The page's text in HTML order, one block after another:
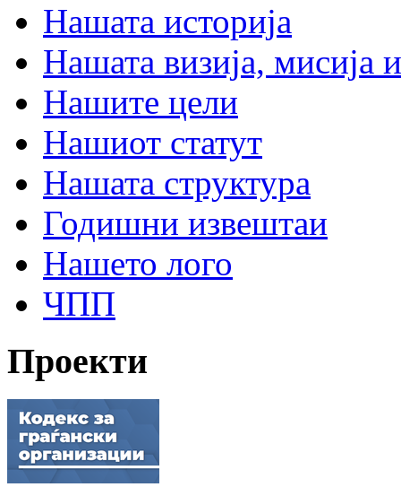
Нашата историја
Нашата визија, мисија и
Нашите цели
Нашиот статут
Нашата структура
Годишни извештаи
Нашето лого
ЧПП
Проекти